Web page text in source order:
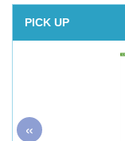
PICK UP
«